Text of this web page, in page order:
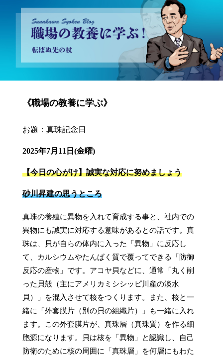
砂川昇建会長ブログ 職場の教養に学ぶ！～転ばぬ先の杖～
《職場の教養に学ぶ》
お題：真珠記念日
2025年7月11日(金曜)
【今日の心がけ】誠実な対応に努めましょう
砂川昇建の思うところ
真珠の養殖に異物を入れて育成する事と、社内での
異物にも誠実に対応する意味があるとの話です。真
珠は、貝が自らの体内に入った「異物」に反応し
て、カルシウムやたんぱく質で覆ってできる「防御
反応の産物」です。アコヤ貝などに、通常「丸く削
った貝殻（主にアメリカミシシッピ川産の淡水
貝）」を混入させて核をつくります。また、核と一
緒に「外套膜片（別の貝の組織片）」も一緒に入れ
ます。この外套膜片が、真珠層（真珠質）を作る細
胞源になります。貝は核を「異物」と認識し、自己
防衛のために核の周囲に「真珠層」を何層にもわた